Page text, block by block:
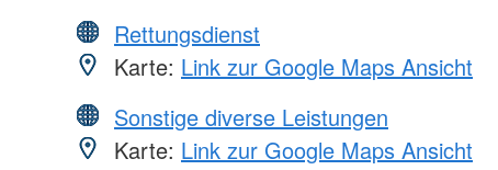
Rettungsdienst
Karte: Link zur Google Maps Ansicht
Sonstige diverse Leistungen
Karte: Link zur Google Maps Ansicht